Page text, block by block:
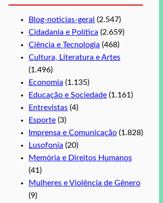
Blog-noticias-geral (2.547)
Cidadania e Política (2.659)
Ciência e Tecnologia (468)
Cultura, Literatura e Artes
(1.496)
Economia (1.135)
Educação e Sociedade (1.161)
Entrevistas (4)
Esporte (3)
Imprensa e Comunicação (1.828)
Lusofonia (20)
Memória e Direitos Humanos
(41)
Mulheres e Violência de Gênero
(9)